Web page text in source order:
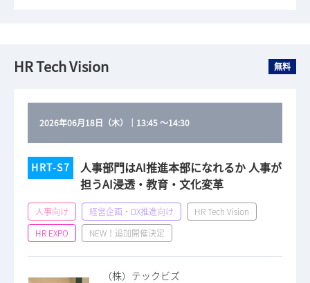
HR Tech Vision 無料
2026年06月18日（木） ｜ 13:45～14:30
HRT-S7
人事部門はAI推進本部になれるか 人事が
担うAI浸透・教育・文化変革
人事向け 経営企画・DX推進向け
HR Tech Vision
HR EXPO
NEW！追加開催決定
（株）テックビズ